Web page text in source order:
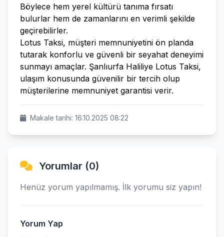
Böylece hem yerel kültürü tanıma fırsatı
bulurlar hem de zamanlarını en verimli şekilde
geçirebilirler.
Lotus Taksi, müşteri memnuniyetini ön planda
tutarak konforlu ve güvenli bir seyahat deneyimi
sunmayı amaçlar. Şanlıurfa Haliliye Lotus Taksi,
ulaşım konusunda güvenilir bir tercih olup
müşterilerine memnuniyet garantisi verir.
Makale tarihi: 16.10.2025 08:22
Yorumlar (0)
Henüz yorum yapılmamış. İlk yorumu siz yapın!
Yorum Yap